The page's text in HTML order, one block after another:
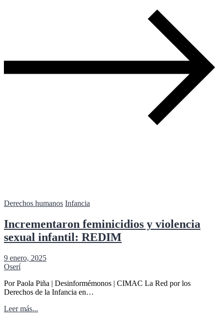
Derechos humanos Infancia
Incrementaron feminicidios y violencia
sexual infantil: REDIM
9 enero, 2025
Oserí
Por Paola Piña | Desinformémonos | CIMAC La Red por los
Derechos de la Infancia en…
Leer más...